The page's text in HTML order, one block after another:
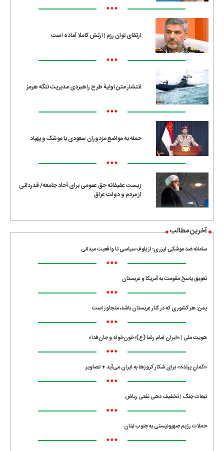
•••
ارتقای توان رزم | ارتش کاملا آماده است
•••
انتشار متن اولیۀ طرح راهبردی مدیریت تنگه هرمز
•••
حمله به مواضع مزدوران سعودی با موشک و پهپاد
•••
زیست عفیفانه حق عمومی برای آحاد جامعه/ قدردانی
از مردم و دولت عراق
آخرین مطالب
سامانه ضد موشکی لیزری؛ از بلوف سیاسی تا واقعیت میدانی
•••
تعویق پاسخ مقومت به آمریکا و عربستان
•••
یمن: هر کشوری که در کنار عربستان باشد، متجاوز است
•••
هویت ملی | «ایران امام رضا (ع)؛ خون‌خواه و جان‌فدا»
•••
«کمانِ پرنده» برای شکار کروزها به ایران می‌آید + تصاویر
•••
تبعات جنگ | تخفیف دهی نفتی ریاض
•••
حملات رژیم صهیونیستی به جنوب لبنان
•••